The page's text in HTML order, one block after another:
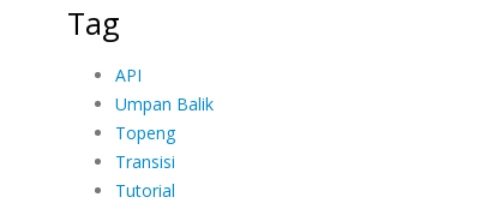
Tag
API
Umpan Balik
Topeng
Transisi
Tutorial